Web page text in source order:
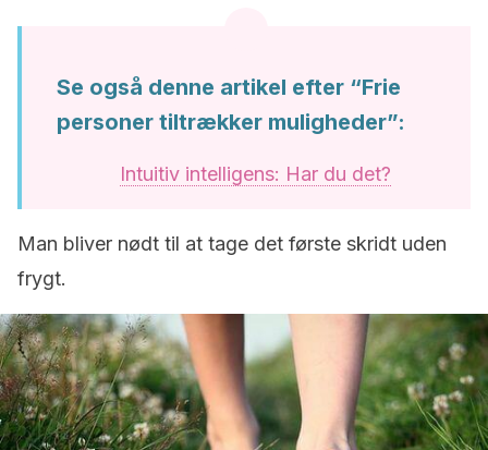
Se også denne artikel efter “Frie
personer tiltrækker muligheder”:
Intuitiv intelligens: Har du det?
Man bliver nødt til at tage det første skridt uden
frygt.